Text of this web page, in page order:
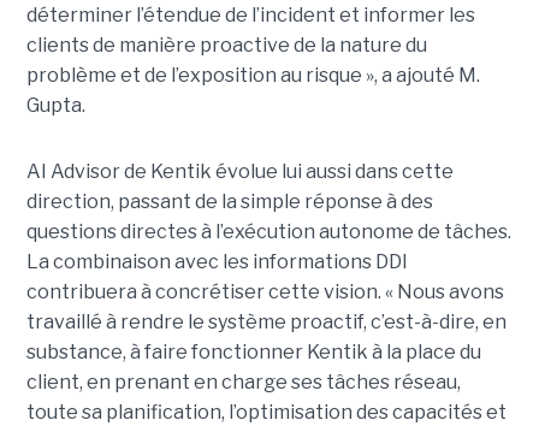
déterminer l’étendue de l’incident et informer les
clients de manière proactive de la nature du
problème et de l’exposition au risque », a ajouté M.
Gupta.
AI Advisor de Kentik évolue lui aussi dans cette
direction, passant de la simple réponse à des
questions directes à l’exécution autonome de tâches.
La combinaison avec les informations DDI
contribuera à concrétiser cette vision. « Nous avons
travaillé à rendre le système proactif, c’est-à-dire, en
substance, à faire fonctionner Kentik à la place du
client, en prenant en charge ses tâches réseau,
toute sa planification, l’optimisation des capacités et